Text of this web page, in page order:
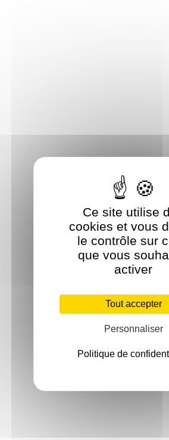
Ce site utilise
cookies et vous
le contrôle sur
que vous
activer
Tout accepter
Personnaliser
Politique de